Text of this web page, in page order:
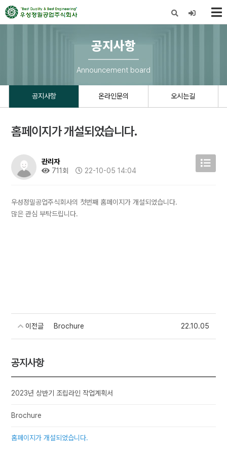
공지사항
Announcement board
공지사항 온라인문의 오시는길
공지사항
2023년 상반기 조립라인 작업계획서
Brochure
홈페이지가 개설되었습니다.
홈페이지가 개설되었습니다.
관리자
711회
22-10-05 14:04
우성정밀공업주식회사의 첫번째 홈페이지가 개설되었습니다.
많은 관심 부탁드립니다.
이전글 Brochure 22.10.05